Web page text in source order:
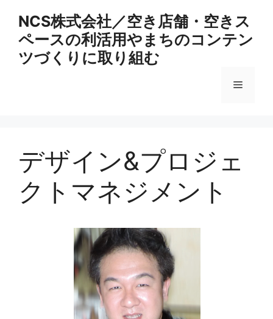
NCS株式会社／空き店舗・空きス
ペースの利活用やまちのコンテン
ツづくりに取り組む
メ
デザイン&プロジェ
クトマネジメント